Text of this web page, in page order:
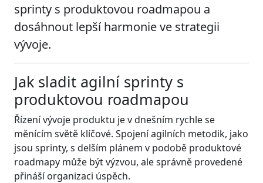
sprinty s produktovou roadmapou a
dosáhnout lepší harmonie ve strategii
vývoje.
Jak sladit agilní sprinty s
produktovou roadmapou
Řízení vývoje produktu je v dnešním rychle se
měnícím světě klíčové. Spojení agilních metodik, jako
jsou sprinty, s delším plánem v podobě produktové
roadmapy může být výzvou, ale správně provedené
přináší organizaci úspěch.